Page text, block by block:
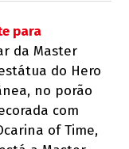
para
da Master
do Hero
no porão
com
of Time,